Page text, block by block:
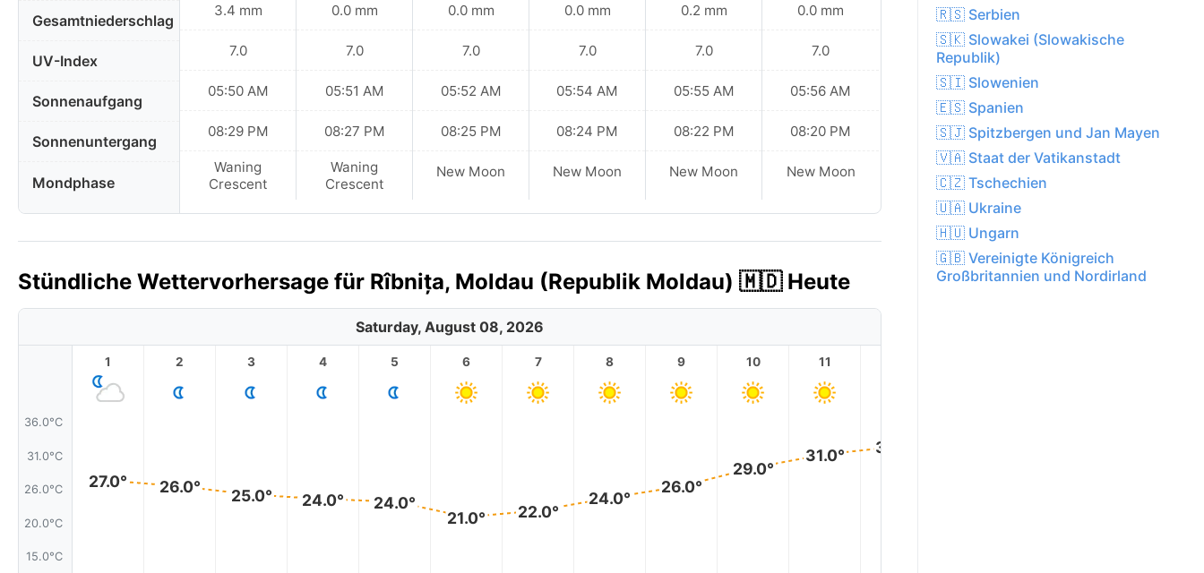
Gesamtniederschlag
UV-Index
Sonnenaufgang
Sonnenuntergang
Mondphase
3.4 mm
7.0
05:50 AM
08:29 PM
Waning
Crescent
0.0 mm
7.0
05:51 AM
08:27 PM
Waning
Crescent
0.0 mm
7.0
05:52 AM
08:25 PM
New Moon
0.0 mm
7.0
05:54 AM
08:24 PM
New Moon
0.2 mm
7.0
05:55 AM
08:22 PM
New Moon
0.0 mm
7.0
05:56 AM
08:20 PM
New Moon
Stündliche Wettervorhersage für Rîbnița, Moldau (Republik Moldau) 🇲🇩 Heute
Saturday, August 08, 2026
36.0°C
31.0°C
26.0°C
20.0°C
15.0°C
1
27.0°
2
26.0°
3
25.0°
4
24.0°
5
24.0°
6
21.0°
7
22.0°
8
24.0°
9
26.0°
10
29.0°
11
31.0° 32.0°
🇷🇸 Serbien
🇸🇰 Slowakei (Slowakische
Republik)
🇸🇮 Slowenien
🇪🇸 Spanien
🇸🇯 Spitzbergen und Jan Mayen
🇻🇦 Staat der Vatikanstadt
🇨🇿 Tschechien
🇺🇦 Ukraine
🇭🇺 Ungarn
🇬🇧 Vereinigte Königreich
Großbritannien und Nordirland